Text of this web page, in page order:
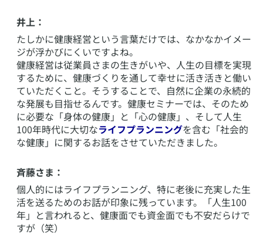
井上：
たしかに健康経営という言葉だけでは、なかなかイメー
ジが浮かびにくいですよね。
健康経営は従業員さまの生きがいや、人生の目標を実現
するために、健康づくりを通して幸せに活き活きと働い
ていただくこと。そうすることで、自然に企業の永続的
な発展も目指せるんです。健康セミナーでは、そのため
に必要な「身体の健康」と「心の健康」、そして人生
100年時代に大切なライフプランニングを含む「社会的
な健康」に関するお話をさせていただきました。
斉藤さま：
個人的にはライフプランニング、特に老後に充実した生
活を送るためのお話が印象に残っています。「人生100
年」と言われると、健康面でも資金面でも不安だらけで
すが（笑）